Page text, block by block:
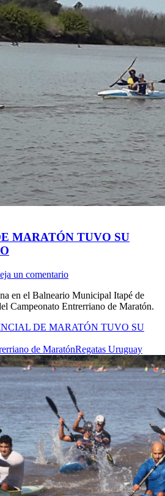
MARATÓN TUVO SU
un comentario
en el Balneario Municipal Itapé de
Campeonato Entrerriano de Maratón.
DE MARATÓN TUVO SU
de MaratónRegatas Uruguay